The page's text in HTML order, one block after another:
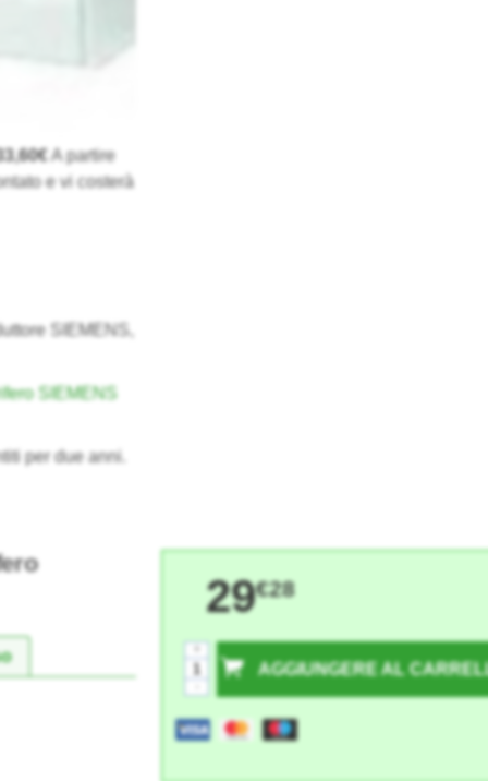
33,60€ A partire
e vi costerà
SIEMENS,
SIEMENS
per due anni.
29€28
AGGIUNGERE AL
+